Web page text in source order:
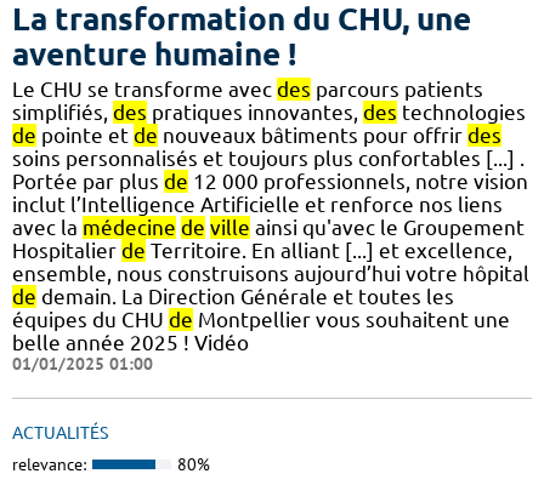
La transformation du CHU, une
aventure humaine !
Le CHU se transforme avec des parcours patients
simplifiés, des pratiques innovantes, des technologies
de pointe et de nouveaux bâtiments pour offrir des
soins personnalisés et toujours plus confortables [...] .
Portée par plus de 12 000 professionnels, notre vision
inclut l’Intelligence Artificielle et renforce nos liens
avec la médecine de ville ainsi qu'avec le Groupement
Hospitalier de Territoire. En alliant [...] et excellence,
ensemble, nous construisons aujourd’hui votre hôpital
de demain. La Direction Générale et toutes les
équipes du CHU de Montpellier vous souhaitent une
belle année 2025 ! Vidéo
01/01/2025 01:00
ACTUALITÉS
relevance: 80%